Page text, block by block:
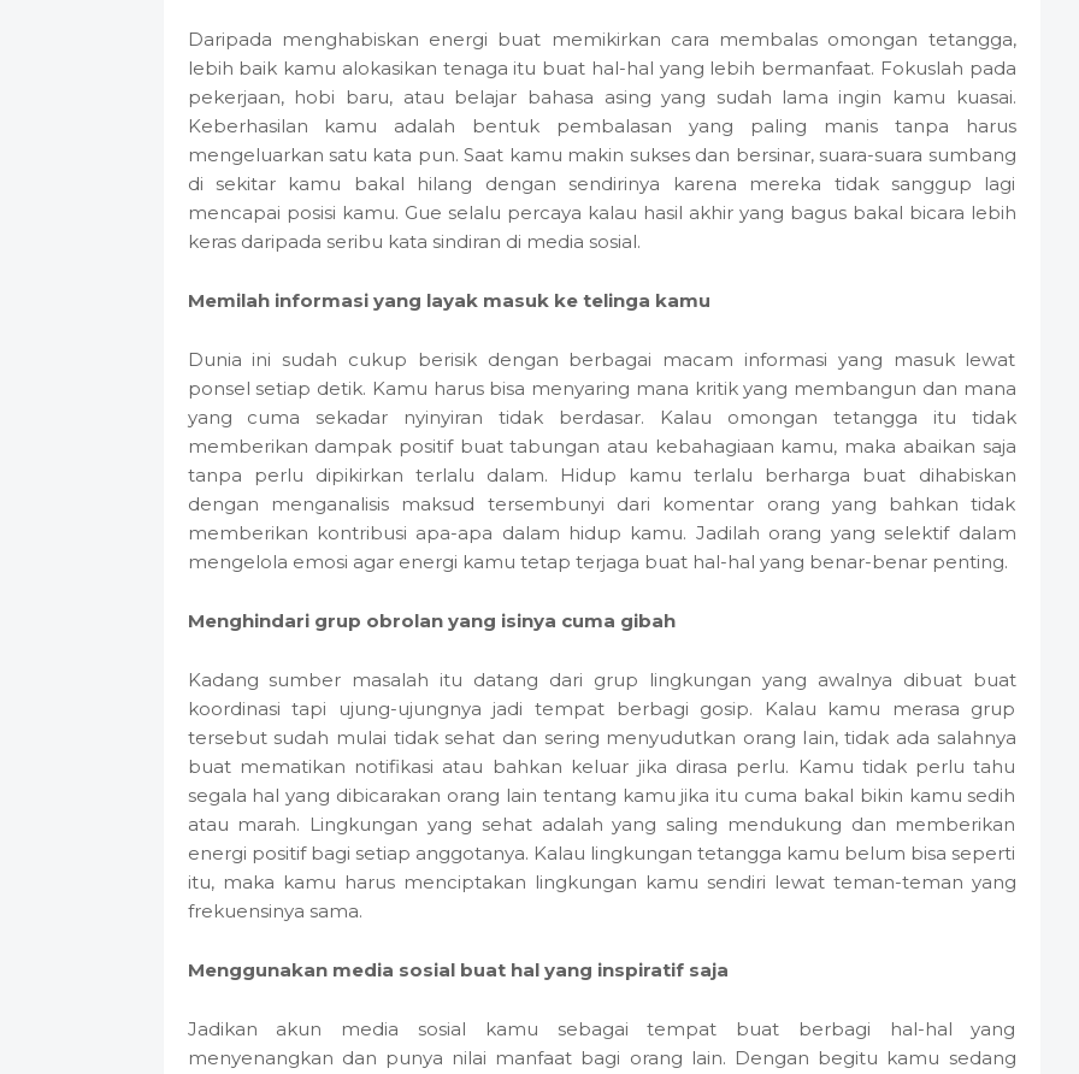
Daripada menghabiskan energi buat memikirkan cara membalas omongan tetangga,
lebih baik kamu alokasikan tenaga itu buat hal-hal yang lebih bermanfaat. Fokuslah pada
pekerjaan, hobi baru, atau belajar bahasa asing yang sudah lama ingin kamu kuasai.
Keberhasilan kamu adalah bentuk pembalasan yang paling manis tanpa harus
mengeluarkan satu kata pun. Saat kamu makin sukses dan bersinar, suara-suara sumbang
di sekitar kamu bakal hilang dengan sendirinya karena mereka tidak sanggup lagi
mencapai posisi kamu. Gue selalu percaya kalau hasil akhir yang bagus bakal bicara lebih
keras daripada seribu kata sindiran di media sosial.
Memilah informasi yang layak masuk ke telinga kamu
Dunia ini sudah cukup berisik dengan berbagai macam informasi yang masuk lewat
ponsel setiap detik. Kamu harus bisa menyaring mana kritik yang membangun dan mana
yang cuma sekadar nyinyiran tidak berdasar. Kalau omongan tetangga itu tidak
memberikan dampak positif buat tabungan atau kebahagiaan kamu, maka abaikan saja
tanpa perlu dipikirkan terlalu dalam. Hidup kamu terlalu berharga buat dihabiskan
dengan menganalisis maksud tersembunyi dari komentar orang yang bahkan tidak
memberikan kontribusi apa-apa dalam hidup kamu. Jadilah orang yang selektif dalam
mengelola emosi agar energi kamu tetap terjaga buat hal-hal yang benar-benar penting.
Menghindari grup obrolan yang isinya cuma gibah
Kadang sumber masalah itu datang dari grup lingkungan yang awalnya dibuat buat
koordinasi tapi ujung-ujungnya jadi tempat berbagi gosip. Kalau kamu merasa grup
tersebut sudah mulai tidak sehat dan sering menyudutkan orang lain, tidak ada salahnya
buat mematikan notifikasi atau bahkan keluar jika dirasa perlu. Kamu tidak perlu tahu
segala hal yang dibicarakan orang lain tentang kamu jika itu cuma bakal bikin kamu sedih
atau marah. Lingkungan yang sehat adalah yang saling mendukung dan memberikan
energi positif bagi setiap anggotanya. Kalau lingkungan tetangga kamu belum bisa seperti
itu, maka kamu harus menciptakan lingkungan kamu sendiri lewat teman-teman yang
frekuensinya sama.
Menggunakan media sosial buat hal yang inspiratif saja
Jadikan akun media sosial kamu sebagai tempat buat berbagi hal-hal yang
menyenangkan dan punya nilai manfaat bagi orang lain. Dengan begitu kamu sedang